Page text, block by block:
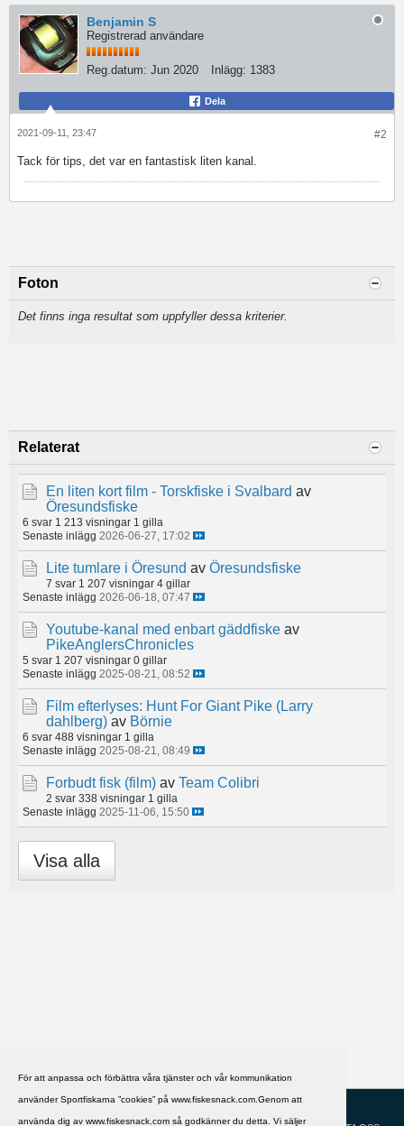
För att anpassa och förbättra våra tjänster och vår kommunikation
använder Sportfiskarna ”cookies” på www.fiskesnack.com.Genom att
använda dig av www.fiskesnack.com så godkänner du detta. Vi säljer
Benjamin S
Registrerad användare
Reg.datum: Jun 2020 Inlägg: 1383
Dela
#2
2021-09-11, 23:47
Tack för tips, det var en fantastisk liten kanal.
Foton
Det finns inga resultat som uppfyller dessa kriterier.
Relaterat
En liten kort film - Torskfiske i Svalbard av
Öresundsfiske
6 svar 1 213 visningar 1 gilla
Senaste inlägg 2026-06-27, 17:02
Lite tumlare i Öresund av Öresundsfiske
7 svar 1 207 visningar 4 gillar
Senaste inlägg 2026-06-18, 07:47
Youtube-kanal med enbart gäddfiske av
PikeAnglersChronicles
5 svar 1 207 visningar 0 gillar
Senaste inlägg 2025-08-21, 08:52
Film efterlyses: Hunt For Giant Pike (Larry
dahlberg) av Börnie
6 svar 488 visningar 1 gilla
Senaste inlägg 2025-08-21, 08:49
Forbudt fisk (film) av Team Colibri
2 svar 338 visningar 1 gilla
Senaste inlägg 2025-11-06, 15:50
Visa alla
HJÄLP